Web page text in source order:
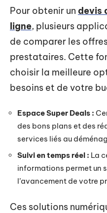
Pour obtenir un devis
ligne, plusieurs
de comparer les
prestataires. Cette
choisir la meilleure
besoins et de votre
Espace Super Deals :
des bons plans et des
services liés au
Suivi en temps réel : La
informations permet un
l’avancement de votre
Ces solutions